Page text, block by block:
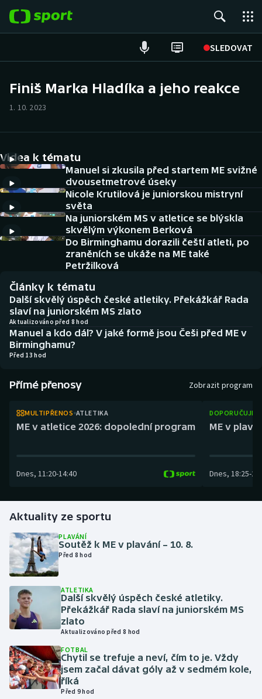
SLEDOVAT
ME v plavání
Fotbal
Hokej
Tenis
DALŠÍ SPORTY
Americký fotbal
Baseball a softbal
Basketbal
Biatlon
Boby a skeleton
Box
Florbal
Futsal
Golf
Gymnastika
Jezdectví
Judo
NEPŘEHLÉDNĚTE
Historické návraty
Aplikace ČT sport
AZ kvíz
Finiš Marka Hladíka a jeho reakce
1. 10. 2023
Videa k tématu
Manuel si zkusila před startem ME svižné
dvousetmetrové úseky
Nicole Krutilová je juniorskou mistryní
světa
Na juniorském MS v atletice se blýskla
skvělým výkonem Berková
Do Birminghamu dorazili čeští atleti, po
zraněních se ukáže na ME také
Petržilková
Články k tématu
Další skvělý úspěch české atletiky. Překážkář Rada
slaví na juniorském MS zlato
Aktualizováno před 8 hod
Manuel a kdo dál? V jaké formě jsou Češi před ME v
Birminghamu?
Před 13 hod
Přímé přenosy Zobrazit program
MULTIPŘENOS ATLETIKA
ME v atletice 2026: dopolední program
Dnes, 11:20-14:40
ME v
Dnes, 18:25-
Aktuality ze sportu
PLAVÁNÍ
Soutěž k ME v plavání – 10. 8.
Před 8 hod
ATLETIKA
Další skvělý úspěch české atletiky.
Překážkář Rada slaví na juniorském MS
zlato
Aktualizováno před 8 hod
FOTBAL
Chytil se trefuje a neví, čím to je. Vždy
jsem začal dávat góly až v sedmém kole,
říká
Před 9 hod